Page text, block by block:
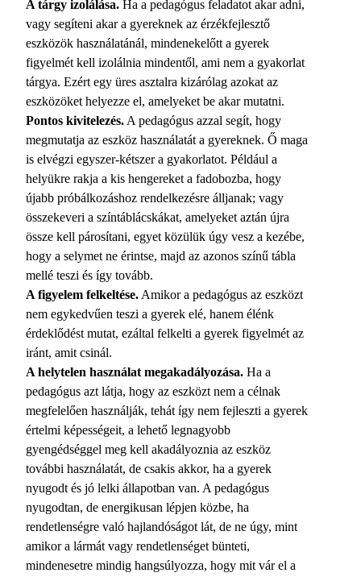
A tárgy izolálása. Ha a pedagógus feladatot akar adni,
vagy segíteni akar a gyereknek az érzékfejlesztő
eszközök használatánál, mindenekelőtt a gyerek
figyelmét kell izolálnia mindentől, ami nem a gyakorlat
tárgya. Ezért egy üres asztalra kizárólag azokat az
eszközöket helyezze el, amelyeket be akar mutatni.
Pontos kivitelezés. A pedagógus azzal segít, hogy
megmutatja az eszköz használatát a gyereknek. Ő maga
is elvégzi egyszer-kétszer a gyakorlatot. Például a
helyükre rakja a kis hengereket a fadobozba, hogy
újabb próbálkozáshoz rendelkezésre álljanak; vagy
összekeveri a színtáblácskákat, amelyeket aztán újra
össze kell párosítani, egyet közülük úgy vesz a kezébe,
hogy a selymet ne érintse, majd az azonos színű tábla
mellé teszi és így tovább.
A figyelem felkeltése. Amikor a pedagógus az eszközt
nem egykedvűen teszi a gyerek elé, hanem élénk
érdeklődést mutat, ezáltal felkelti a gyerek figyelmét az
iránt, amit csinál.
A helytelen használat megakadályozása. Ha a
pedagógus azt látja, hogy az eszközt nem a célnak
megfelelően használják, tehát így nem fejleszti a gyerek
értelmi képességeit, a lehető legnagyobb
gyengédséggel meg kell akadályoznia az eszköz
további használatát, de csakis akkor, ha a gyerek
nyugodt és jó lelki állapotban van. A pedagógus
nyugodtan, de energikusan lépjen közbe, ha
rendetlenségre való hajlandóságot lát, de ne úgy, mint
amikor a lármát vagy rendetlenséget bünteti,
mindenesetre mindig hangsúlyozza, hogy mit vár el a